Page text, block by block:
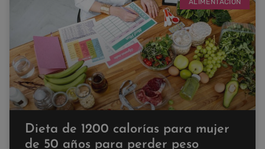
Dieta de 1200 calorías para mujer
de 50 años para perder peso